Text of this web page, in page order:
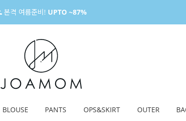
본격 여름준비! UPTO ~87%
BLOUSE PANTS OPS&SKIRT OUTER